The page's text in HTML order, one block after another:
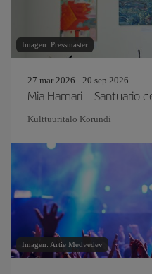
Imagen: Pressmaster
27 mar 2026 - 20 sep 2026
Mia Hamari – Santuario
Kulttuuritalo Korundi
Imagen: Artie Medvedev